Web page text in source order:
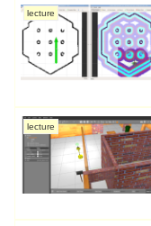
lecture
lecture